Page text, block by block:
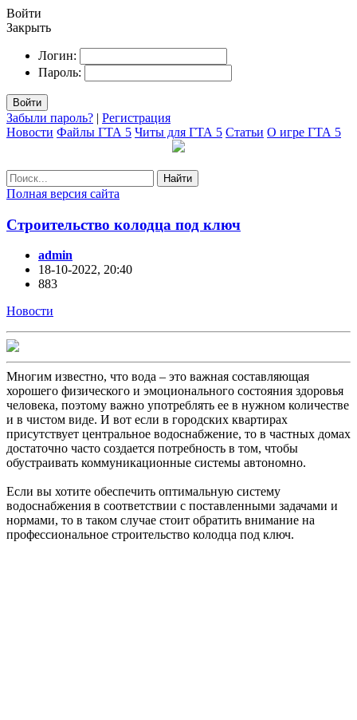
Войти
Закрыть
Логин:
Пароль:
Войти
Забыли пароль? | Регистрация
Новости Файлы ГТА 5 Читы для ГТА 5 Статьи О игре ГТА 5
Найти
Полная версия сайта
Строительство колодца под ключ
admin
18-10-2022, 20:40
883
Новости
Многим известно, что вода – это важная составляющая
хорошего физического и эмоционального состояния здоровья
человека, поэтому важно употреблять ее в нужном количестве
и в чистом виде. И вот если в городских квартирах
присутствует центральное водоснабжение, то в частных домах
достаточно часто создается потребность в том, чтобы
обустраивать коммуникационные системы автономно.
Если вы хотите обеспечить оптимальную систему
водоснабжения в соответствии с поставленными задачами и
нормами, то в таком случае стоит обратить внимание на
профессиональное строительство колодца под ключ.